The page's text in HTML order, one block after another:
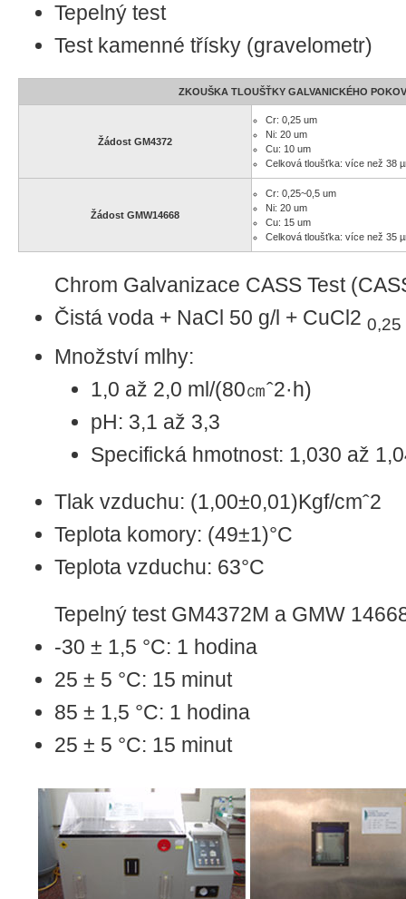
Tepelný test
Test kamenné třísky (gravelometr)
ZKOUŠKA TLOUŠŤKY GALVANICKÉHO
Žádost GM4372
Cr: 0,25 um
Ni: 20 um
Cu: 10 um
Celková tloušťka: více než 38
Žádost GMW14668
Cr: 0,25~0,5 um
Ni: 20 um
Cu: 15 um
Celková tloušťka: více než 35
Chrom Galvanizace CASS Test
Čistá voda + NaCl 50 g/l + CuCl2 0,25
Množství mlhy:
1,0 až 2,0 ml/(80㎝ˆ2·h)
pH: 3,1 až 3,3
Specifická hmotnost: 1,030 až
Tlak vzduchu: (1,00±0,01)Kgf/cmˆ2
Teplota komory: (49±1)°C
Teplota vzduchu: 63°C
Tepelný test GM4372M a GMW
-30 ± 1,5 °C: 1 hodina
25 ± 5 °C: 15 minut
85 ± 1,5 °C: 1 hodina
25 ± 5 °C: 15 minut